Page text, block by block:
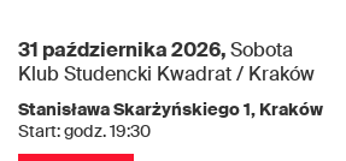
31 października 2026,Sobota
Klub Studencki Kwadrat / Kraków
Stanisława Skarżyńskiego 1, Kraków
Start: godz. 19:30